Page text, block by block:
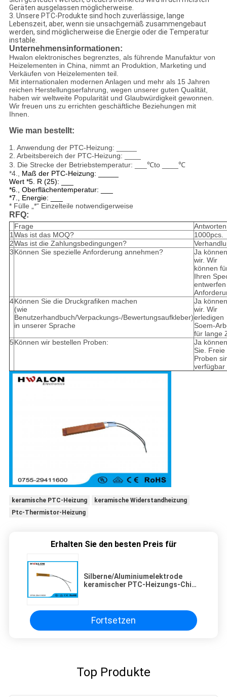
Geräten ausgelassen möglicherweise.
3. Unsere PTC-Produkte sind hoch zuverlässige, lange
Lebenszeit, aber, wenn sie unsachgemäß zusammengebaut
werden, sind möglicherweise die Energie oder die Temperatur
instable.
Unternehmensinformationen:
Hwalon elektronisches begrenztes, als führende Manufaktur von
Heizelementen in China, nimmt an Produktion, Marketing und
Verkäufen von Heizelementen teil.
Mit internationalen modernen Anlagen und mehr als 15 Jahren
reichen Herstellungserfahrung, wegen unserer guten Qualität,
haben wir weltweite Popularität und Glaubwürdigkeit gewonnen.
Wir freuen uns zu errichten geschäftliche Beziehungen mit
Ihnen.
Wie man bestellt:
1. Anwendung der PTC-Heizung: _____
2. Arbeitsbereich der PTC-Heizung: ____
3. Die Strecke der Betriebstemperatur: ___℃to ____℃
*4., Maß der PTC-Heizung: _____
Wert *5. R (25): ___
*6., Oberflächentemperatur: ___
*7., Energie: ___
* Fülle „*“ Einzelteile notwendigerweise
RFQ:
Frage
Antworten
1Was ist das MOQ?
1000pcs.
2Was ist die Zahlungsbedingungen?
3Können Sie spezielle Anforderung annehmen?
Ja können
wir. Wir
können
Ihren
entwerfen
4Können Sie die Druckgrafiken machen
(wie
Benutzerhandbuch/Verpackungs-/Bewertungsaufkleber)
in unserer Sprache
Ja können
wir. Wir
erledigen
Soem-
für lange
5Können wir bestellen Proben:
Ja können
Sie. Freie
Proben
verfügbar
keramische PTC-Heizung
keramische Widerstandheizung
Ptc-Thermistor-Heizung
Erhalten Sie den besten Preis für
Silberne/Aluminiumelektrode
keramischer PTC-Heizungs-Chip
Fortsetzen
Top Produkte